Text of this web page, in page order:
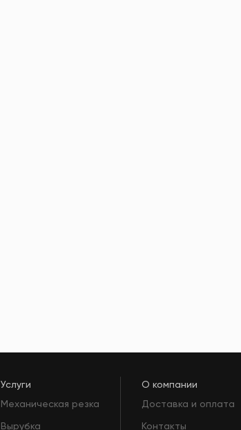
Услуги
Механическая резка
Вырубка
О компании
Доставка и оплата
Контакты